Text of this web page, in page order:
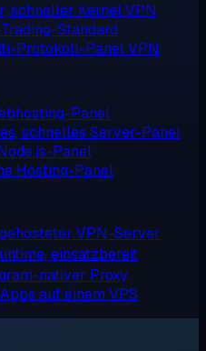
schneller Kernel VPN
Standard
Protokoll-Panel VPN
Panel
schnelles Server-Panel
Panel
Hosting-Panel
VPN-Server
einsatzbereit
nativer Proxy
auf einem VPS